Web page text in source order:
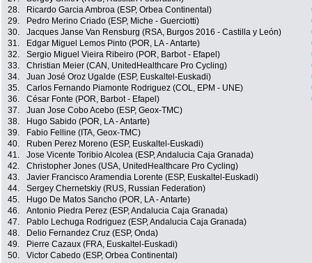
28.
Ricardo Garcia Ambroa (ESP, Orbea Continental)
29.
Pedro Merino Criado (ESP, Miche - Guerciotti)
30.
Jacques Janse Van Rensburg (RSA, Burgos 2016 - Castilla y León)
31.
Edgar Miguel Lemos Pinto (POR, LA - Antarte)
32.
Sergio Miguel Vieira Ribeiro (POR, Barbot - Efapel)
33.
Christian Meier (CAN, UnitedHealthcare Pro Cycling)
34.
Juan José Oroz Ugalde (ESP, Euskaltel-Euskadi)
35.
Carlos Fernando Piamonte Rodriguez (COL, EPM - UNE)
36.
César Fonte (POR, Barbot - Efapel)
37.
Juan Jose Cobo Acebo (ESP, Geox-TMC)
38.
Hugo Sabido (POR, LA - Antarte)
39.
Fabio Felline (ITA, Geox-TMC)
40.
Ruben Perez Moreno (ESP, Euskaltel-Euskadi)
41.
Jose Vicente Toribio Alcolea (ESP, Andalucia Caja Granada)
42.
Christopher Jones (USA, UnitedHealthcare Pro Cycling)
43.
Javier Francisco Aramendia Lorente (ESP, Euskaltel-Euskadi)
44.
Sergey Chernetskiy (RUS, Russian Federation)
45.
Hugo De Matos Sancho (POR, LA - Antarte)
46.
Antonio Piedra Perez (ESP, Andalucia Caja Granada)
47.
Pablo Lechuga Rodriguez (ESP, Andalucia Caja Granada)
48.
Delio Fernandez Cruz (ESP, Onda)
49.
Pierre Cazaux (FRA, Euskaltel-Euskadi)
50.
Victor Cabedo (ESP, Orbea Continental)